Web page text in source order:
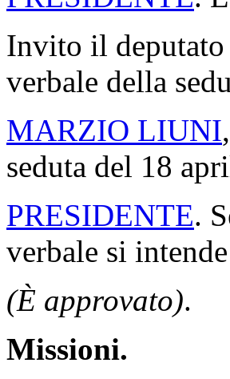
Invito il deputato
verbale della
MARZIO LIUNI,
seduta del 18
PRESIDENTE.
verbale si
(È approvato).
Missioni.